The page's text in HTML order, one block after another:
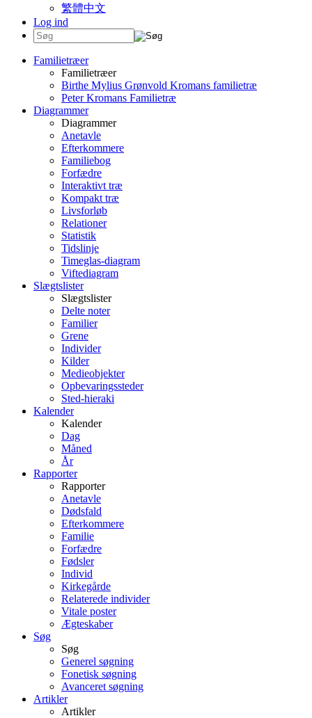
繁體中文
Log ind
Familietræer
Familietræer
Birthe Mylius Grønvold Kromans familietræ
Peter Kromans Familietræ
Diagrammer
Diagrammer
Anetavle
Efterkommere
Familiebog
Forfædre
Interaktivt træ
Kompakt træ
Livsforløb
Relationer
Statistik
Tidslinje
Timeglas-diagram
Viftediagram
Slægtslister
Slægtslister
Delte noter
Familier
Grene
Individer
Kilder
Medieobjekter
Opbevaringssteder
Sted-hieraki
Kalender
Kalender
Dag
Måned
År
Rapporter
Rapporter
Anetavle
Dødsfald
Efterkommere
Familie
Forfædre
Fødsler
Individ
Kirkegårde
Relaterede individer
Vitale poster
Ægteskaber
Søg
Søg
Generel søgning
Fonetisk søgning
Avanceret søgning
Artikler
Artikler